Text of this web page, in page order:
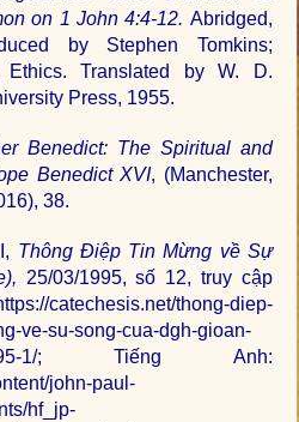
on 1 John 4:4-12. Abridged,
by Stephen Tomkins;
Ethics. Translated by W. D.
Press, 1955.
Benedict: The Spiritual and
Benedict XVI, (Manchester,
38.
Thông Điệp Tin Mừng về Sự
, 25/03/1995, số 12, truy cập
catechesis.net/thong-diep-
ve-su-song-cua-dgh-gioan-
1995-1/; Tiếng Anh:
john-paul-
hf_jp-